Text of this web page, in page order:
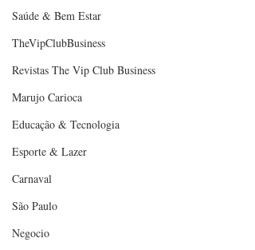
Saúde & Bem Estar
TheVipClubBusiness
Revistas The Vip Club Business
Marujo Carioca
Educação & Tecnologia
Esporte & Lazer
Carnaval
São Paulo
Negocio